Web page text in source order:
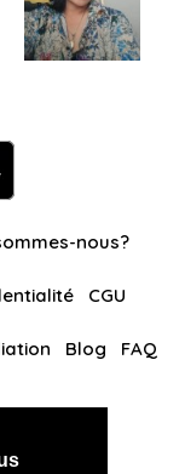
nous?
CGU
Blog FAQ